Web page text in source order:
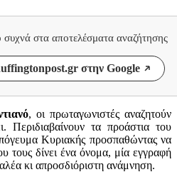
συχνά στα αποτελέσματα αναζήτησης
στην Google
, οι πρωταγωνιστές αναζητούν
Περιδιαβαίνουν τα προάστια του
Κυριακής προσπαθώντας να
τους δίνει ένα όνομα, μία εγγραφή
κι απροσδιόριστη ανάμνηση.